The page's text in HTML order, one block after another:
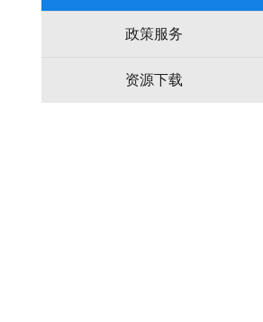
政策服务
资源下载